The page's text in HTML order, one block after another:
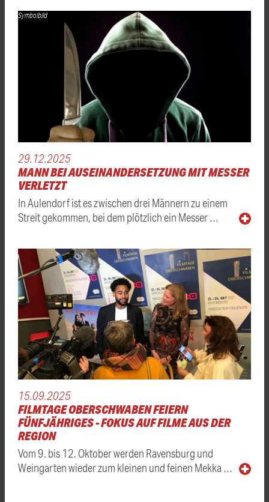
Symbolbild
29.12.2025
MANN BEI AUSEINANDERSETZUNG MIT MESSER
VERLETZT
In Aulendorf ist es zwischen drei Männern zu einem
Streit gekommen, bei dem plötzlich ein Messer …
15.09.2025
FILMTAGE OBERSCHWABEN FEIERN
FÜNFJÄHRIGES - FOKUS AUF FILME AUS DER
REGION
Vom 9. bis 12. Oktober werden Ravensburg und
Weingarten wieder zum kleinen und feinen Mekka …